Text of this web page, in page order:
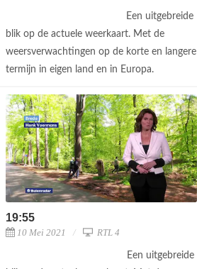
Een uitgebreide
blik op de actuele weerkaart. Met de
weersverwachtingen op de korte en langere
termijn in eigen land en in Europa.
19:55
10 Mei 2021 RTL 4
Een uitgebreide